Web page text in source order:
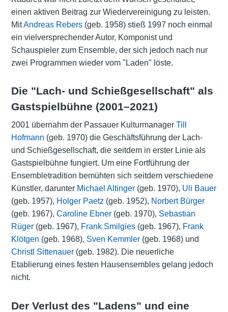
einen aktiven Beitrag zur Wiedervereinigung zu leisten.
MitAndreas Rebers(geb. 1958) stieß 1997 noch einmal
ein vielversprechender Autor, Komponist und
Schauspieler zum Ensemble, der sich jedoch nach nur
zwei Programmen wieder vom "Laden" löste.
Die "Lach- und Schießgesellschaft" als
Gastspielbühne (2001–2021)
2001 übernahm der Passauer Kulturmanager Till
Hofmann (geb. 1970) die Geschäftsführung der Lach-
und Schießgesellschaft, die seitdem in erster Linie als
Gastspielbühne fungiert. Um eine Fortführung der
Ensembletradition bemühten sich seitdem verschiedene
Künstler, darunter Michael Altinger(geb. 1970), Uli Bauer
(geb. 1957), Holger Paetz(geb. 1952), Norbert Bürger
(geb. 1967), Caroline Ebner(geb. 1970), Sebastian
Rüger(geb. 1967), Frank Smilgies(geb. 1967), Frank
Klötgen (geb. 1968), Sven Kemmler(geb. 1968) und
Christl Sittenauer(geb. 1982). Die neuerliche
Etablierung eines festen Hausensembles gelang jedoch
nicht.
Der Verlust des "Ladens" und eine